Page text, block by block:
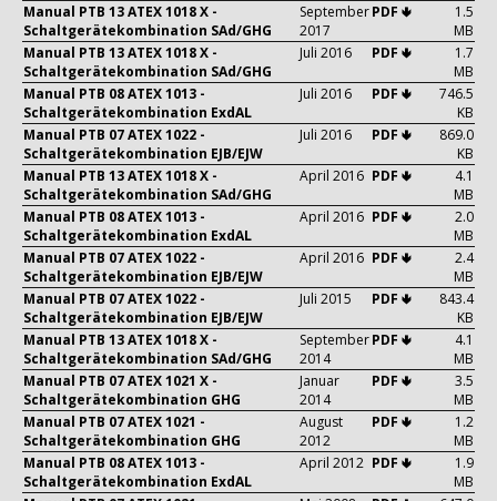
Manual PTB 13 ATEX 1018 X -
Schaltgerätekombination SAd/GHG
September
2017
PDF 🢃
1.5
MB
Manual PTB 13 ATEX 1018 X -
Schaltgerätekombination SAd/GHG
Juli 2016 PDF 🢃
1.7
MB
Manual PTB 08 ATEX 1013 -
Schaltgerätekombination ExdAL
Juli 2016 PDF 🢃
746.5
KB
Manual PTB 07 ATEX 1022 -
Schaltgerätekombination EJB/EJW
Juli 2016 PDF 🢃
869.0
KB
Manual PTB 13 ATEX 1018 X -
Schaltgerätekombination SAd/GHG
April 2016 PDF 🢃
4.1
MB
Manual PTB 08 ATEX 1013 -
Schaltgerätekombination ExdAL
April 2016 PDF 🢃
2.0
MB
Manual PTB 07 ATEX 1022 -
Schaltgerätekombination EJB/EJW
April 2016 PDF 🢃
2.4
MB
Manual PTB 07 ATEX 1022 -
Schaltgerätekombination EJB/EJW
Juli 2015 PDF 🢃
843.4
KB
Manual PTB 13 ATEX 1018 X -
Schaltgerätekombination SAd/GHG
September
2014
PDF 🢃
4.1
MB
Manual PTB 07 ATEX 1021 X -
Schaltgerätekombination GHG
Januar
2014
PDF 🢃
3.5
MB
Manual PTB 07 ATEX 1021 -
Schaltgerätekombination GHG
August
2012
PDF 🢃
1.2
MB
Manual PTB 08 ATEX 1013 -
Schaltgerätekombination ExdAL
April 2012 PDF 🢃
1.9
MB